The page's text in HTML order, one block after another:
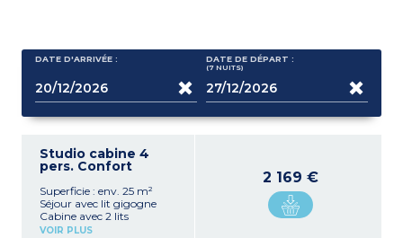
DATE D'ARRIVÉE : DATE DE DÉPART :
(7 NUITS)
Studio cabine 4
pers. Confort
Superficie : env. 25 m²
Séjour avec lit gigogne
Cabine avec 2 lits
superposés
VOIR PLUS
2 169 €